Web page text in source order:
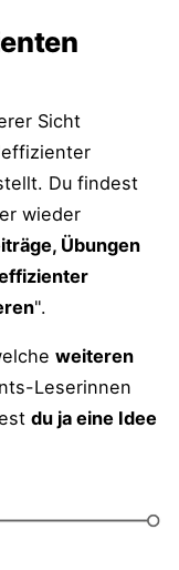
Sicht
Du findest
wieder
Übungen
".
weiteren
Leserinnen
du ja eine Idee